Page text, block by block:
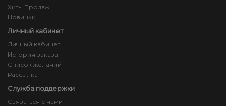
Хиты Продаж
Новинки
Личный кабинет
Личный кабинет
История заказа
Список желаний
Рассылка
Служба поддержки
Связаться с нами